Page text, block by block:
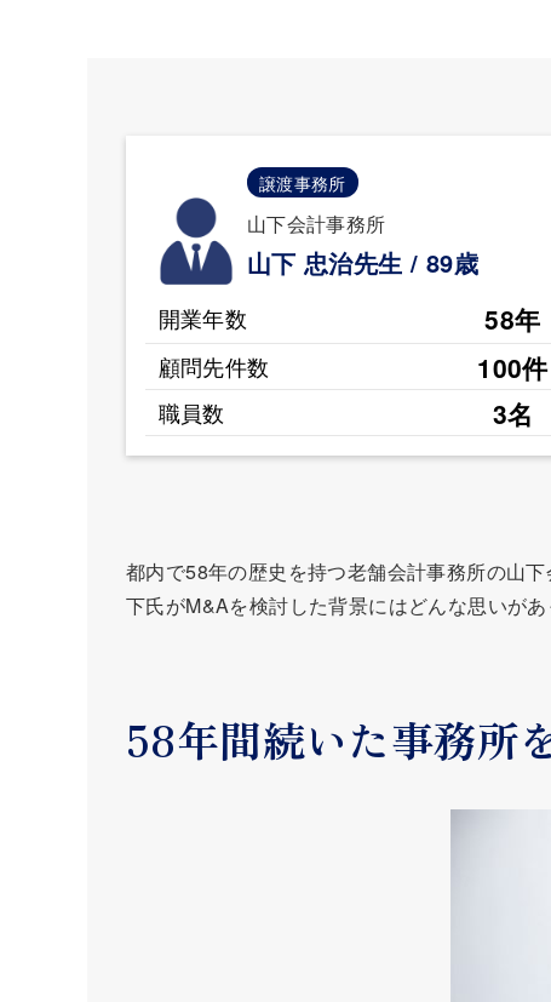
譲渡事務所
山下会計事務所
山下 忠治先生 / 89歳
開業年数 58年
顧問先件数 100件
職員数 3名
都内で58年の歴史を持つ老舗会計事務所の山
下氏がM&Aを検討した背景にはどんな思いがあ
58年間続いた事務所